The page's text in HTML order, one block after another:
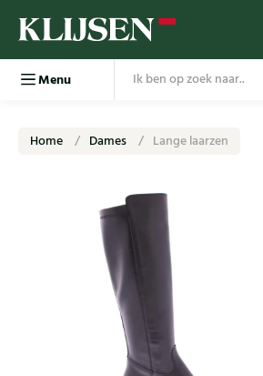
Menu
Home Dames Lange laarzen